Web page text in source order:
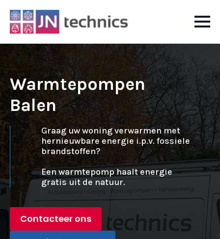
Warmtepompen
Balen
Graag uw woning verwarmen met
hernieuwbare energie i.p.v. fossiele
brandstoffen?
Een warmtepomp haalt energie
gratis uit de natuur.
Contacteer ons